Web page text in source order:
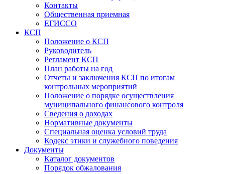
Контакты
Общественная приемная
ЕГИССО
КСП
Положение о КСП
Руководитель
Регламент КСП
План работы на год
Отчеты и заключения КСП по итогам
контрольных мероприятий
Положение о порядке осуществления
муниципального финансового контроля
Сведения о доходах
Нормативные документы
Специальная оценка условий труда
Кодекс этики и служебного поведения
Документы
Каталог документов
Порядок обжалования